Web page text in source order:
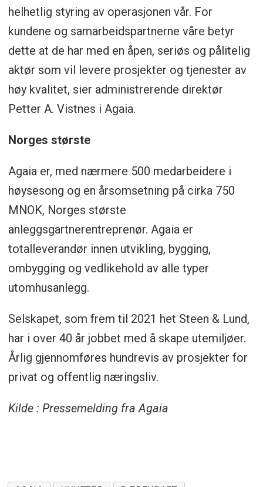
helhetlig styring av operasjonen vår. For
kundene og samarbeidspartnerne våre betyr
dette at de har med en åpen, seriøs og pålitelig
aktør som vil levere prosjekter og tjenester av
høy kvalitet, sier administrerende direktør
Petter A. Vistnes i Agaia.
Norges største
Agaia er, med nærmere 500 medarbeidere i
høysesong og en årsomsetning på cirka 750
MNOK, Norges største
anleggsgartnerentreprenør. Agaia er
totalleverandør innen utvikling, bygging,
ombygging og vedlikehold av alle typer
utomhusanlegg.
Selskapet, som frem til 2021 het Steen & Lund,
har i over 40 år jobbet med å skape utemiljøer.
Årlig gjennomføres hundrevis av prosjekter for
privat og offentlig næringsliv.
Kilde : Pressemelding fra Agaia